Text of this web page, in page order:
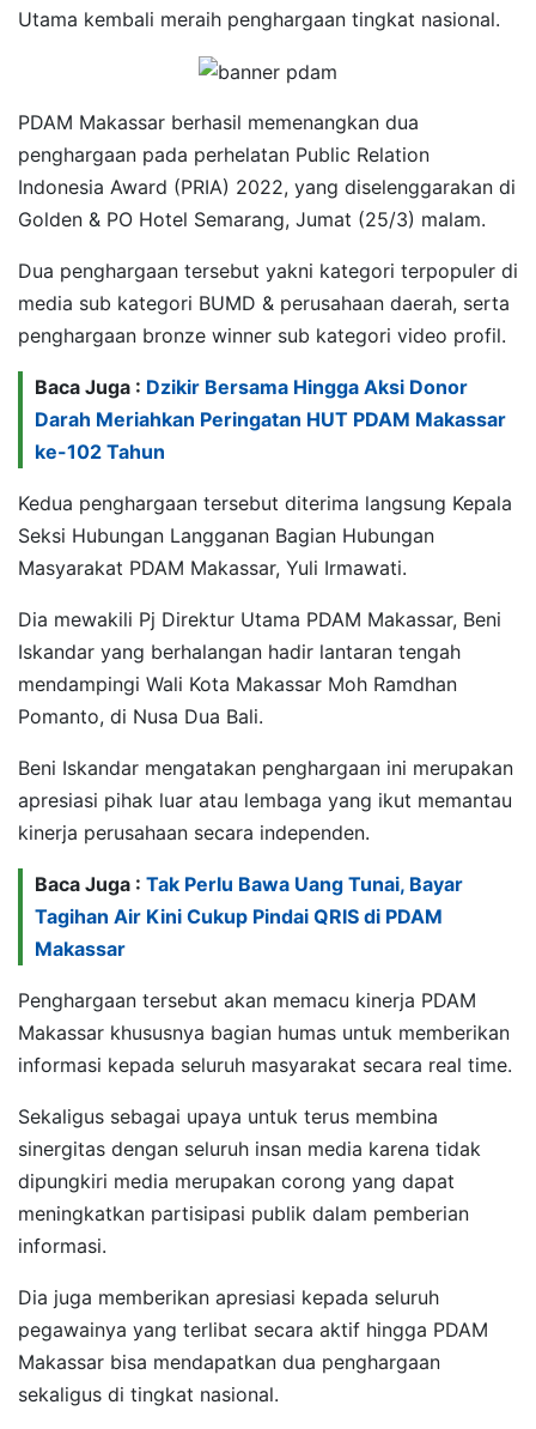
Utama kembali meraih penghargaan tingkat nasional.
PDAM Makassar berhasil memenangkan dua
penghargaan pada perhelatan Public Relation
Indonesia Award (PRIA) 2022, yang diselenggarakan di
Golden & PO Hotel Semarang, Jumat (25/3) malam.
Dua penghargaan tersebut yakni kategori terpopuler di
media sub kategori BUMD & perusahaan daerah, serta
penghargaan bronze winner sub kategori video profil.
Baca Juga : Dzikir Bersama Hingga Aksi Donor
Darah Meriahkan Peringatan HUT PDAM Makassar
ke-102 Tahun
Kedua penghargaan tersebut diterima langsung Kepala
Seksi Hubungan Langganan Bagian Hubungan
Masyarakat PDAM Makassar, Yuli Irmawati.
Dia mewakili Pj Direktur Utama PDAM Makassar, Beni
Iskandar yang berhalangan hadir lantaran tengah
mendampingi Wali Kota Makassar Moh Ramdhan
Pomanto, di Nusa Dua Bali.
Beni Iskandar mengatakan penghargaan ini merupakan
apresiasi pihak luar atau lembaga yang ikut memantau
kinerja perusahaan secara independen.
Baca Juga : Tak Perlu Bawa Uang Tunai, Bayar
Tagihan Air Kini Cukup Pindai QRIS di PDAM
Makassar
Penghargaan tersebut akan memacu kinerja PDAM
Makassar khususnya bagian humas untuk memberikan
informasi kepada seluruh masyarakat secara real time.
Sekaligus sebagai upaya untuk terus membina
sinergitas dengan seluruh insan media karena tidak
dipungkiri media merupakan corong yang dapat
meningkatkan partisipasi publik dalam pemberian
informasi.
Dia juga memberikan apresiasi kepada seluruh
pegawainya yang terlibat secara aktif hingga PDAM
Makassar bisa mendapatkan dua penghargaan
sekaligus di tingkat nasional.